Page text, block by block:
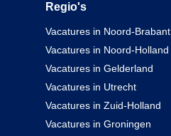
Regio's
Vacatures in Noord-Brabant
Vacatures in Noord-Holland
Vacatures in Gelderland
Vacatures in Utrecht
Vacatures in Zuid-Holland
Vacatures in Groningen